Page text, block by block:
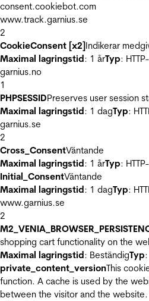
consent.cookiebot.com
www.track.garnius.se
2
CookieConsent [x2]Indikerar
Maximal lagringstid: 1 årTyp:
garnius.no
1
PHPSESSIDPreserves user session
Maximal lagringstid: 1 dagTyp:
garnius.se
2
Cross_ConsentVäntande
Maximal lagringstid: 1 årTyp:
Initial_ConsentVäntande
Maximal lagringstid: 1 dagTyp:
www.garnius.se
2
shopping cart functionality on the
Maximal lagringstid: BeständigTyp
private_content_versionThis
function. A cache is used by the
between the visitor and the